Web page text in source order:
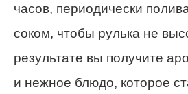
часов, периодически
соком, чтобы рулька не
результате вы получите
и нежное блюдо, которое